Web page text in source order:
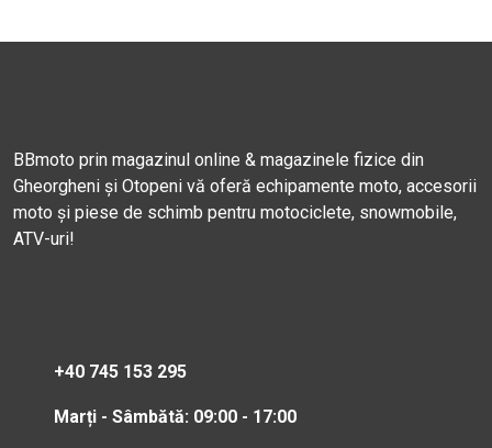
BBmoto prin magazinul online & magazinele fizice din
Gheorgheni și Otopeni vă oferă echipamente moto, accesorii
moto și piese de schimb pentru motociclete, snowmobile,
ATV-uri!
+40 745 153 295
Marți - Sâmbătă: 09:00 - 17:00